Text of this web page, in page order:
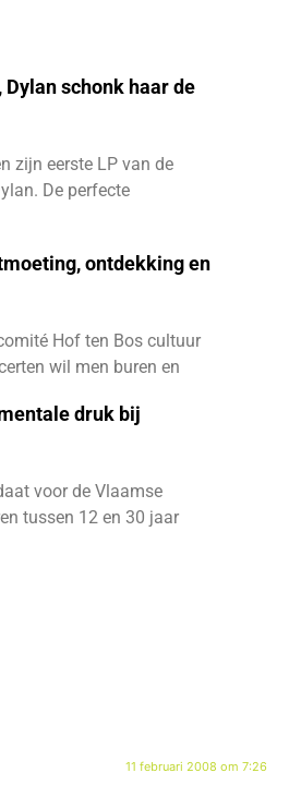
schonk haar de
zijn eerste LP van de
De perfecte
ontdekking en
Hof ten Bos cultuur
wil men buren en
druk bij
voor de Vlaamse
tussen 12 en 30 jaar
11 februari 2008 om 7:26